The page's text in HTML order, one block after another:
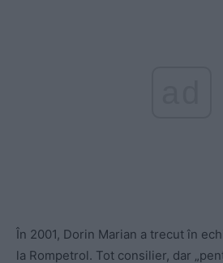
În 2001, Dorin Marian a trecut în
la Rompetrol. Tot consilier, dar